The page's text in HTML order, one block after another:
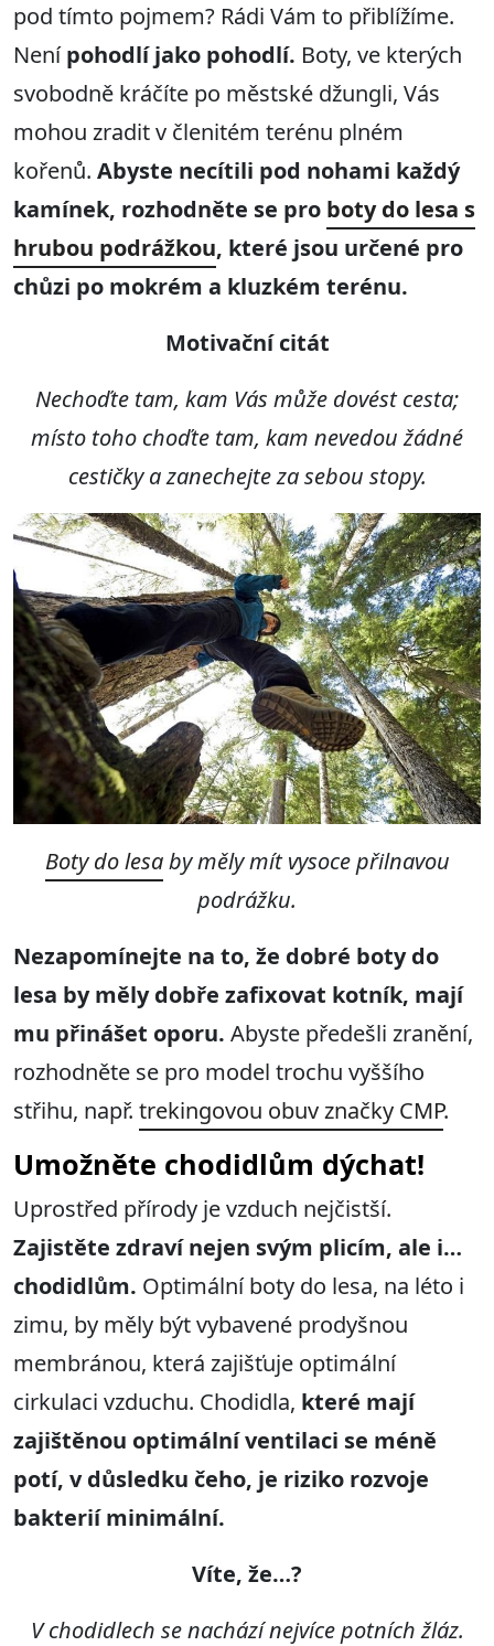
pod tímto pojmem? Rádi Vám to přiblížíme.
Nenípohodlí jako pohodlí. Boty, ve kterých
svobodně kráčíte po městské džungli, Vás
mohou zradit v členitém terénu plném
kořenů. Abyste necítili pod nohami každý
kamínek, rozhodněte se pro boty do lesa s
hrubou podrážkou, které jsou určené pro
chůzi po mokrém a kluzkém terénu.
Motivační citát
Nechoďte tam, kam Vás může dovést cesta;
místo toho choďte tam, kam nevedou žádné
cestičky a zanechejte za sebou stopy.
Boty do lesaby měly mít vysoce přilnavou
podrážku.
Nezapomínejte na to, že dobré boty do
lesa by měly dobře zafixovat kotník, mají
mu přinášet oporu. Abyste předešli zranění,
rozhodněte se pro model trochu vyššího
střihu, např. trekingovou obuv značky CMP.
Umožněte chodidlům dýchat!
Uprostřed přírody je vzduch nejčistší.
Zajistěte zdraví nejen svým plicím, ale i…
chodidlům. Optimální boty do lesa, na léto i
zimu, by měly být vybavené prodyšnou
membránou, která zajišťuje optimální
cirkulaci vzduchu. Chodidla, které mají
zajištěnou optimální ventilaci se méně
potí, v důsledku čeho, je riziko rozvoje
bakterií minimální.
Víte, že…?
V chodidlech se nachází nejvíce potních žláz.